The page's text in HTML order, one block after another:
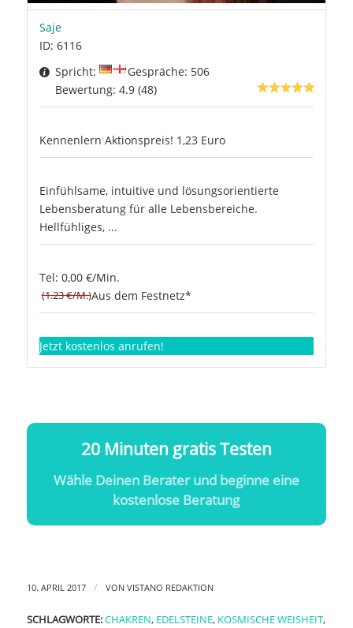
Saje
ID: 6116
Spricht:
Gespräche: 506
Bewertung: 4.9 (48)
Kennenlern Aktionspreis! 1,23 Euro
Einfühlsame, intuitive und lösungsorientierte
Lebensberatung für alle Lebensbereiche.
Hellfühliges, ...
Tel: 0,00 €/Min.
(1.23 €/M.)Aus dem Festnetz*
Jetzt kostenlos anrufen!
20 Minuten gratis Testen
Wähle Deinen Berater und beginne eine
kostenlose Beratung
10. APRIL 2017 / VON VISTANO REDAKTION
SCHLAGWORTE: CHAKREN, EDELSTEINE, KOSMISCHE WEISHEIT,